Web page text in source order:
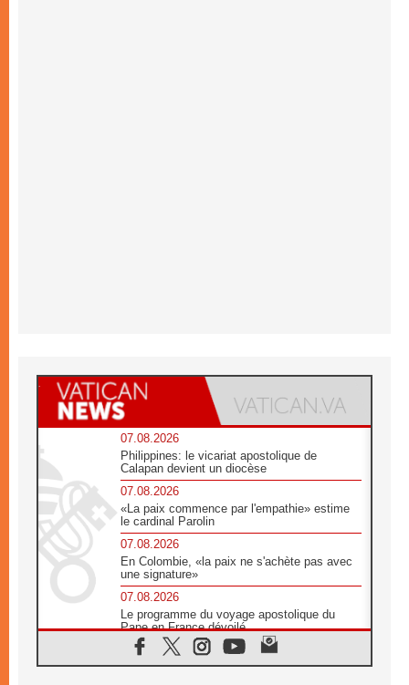
07.08.2026
Philippines: le vicariat apostolique de
Calapan devient un diocèse
07.08.2026
«La paix commence par l'empathie» estime
le cardinal Parolin
07.08.2026
En Colombie, «la paix ne s'achète pas avec
une signature»
07.08.2026
Le programme du voyage apostolique du
Pape en France dévoilé
07.08.2026
1ère Conférence continentale sur l'éducation